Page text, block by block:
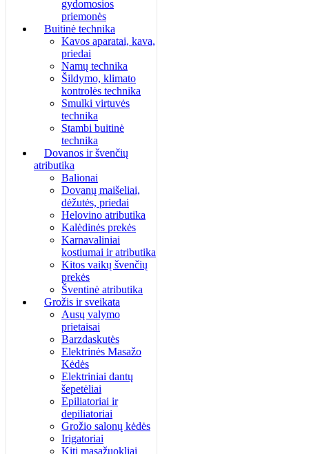
gydomosios
priemonės
Buitinė technika
Kavos aparatai, kava,
priedai
Namų technika
Šildymo, klimato
kontrolės technika
Smulki virtuvės
technika
Stambi buitinė
technika
Dovanos ir švenčių
atributika
Balionai
Dovanų maišeliai,
dėžutės, priedai
Helovino atributika
Kalėdinės prekės
Karnavaliniai
kostiumai ir atributika
Kitos vaikų švenčių
prekės
Šventinė atributika
Grožis ir sveikata
Ausų valymo
prietaisai
Barzdaskutės
Elektrinės Masažo
Kėdės
Elektriniai dantų
šepetėliai
Epiliatoriai ir
depiliatoriai
Grožio salonų kėdės
Irigatoriai
Kiti masažuokliai